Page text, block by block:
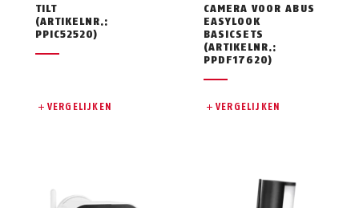
TILT
(ARTIKELNR.:
PPIC52520)
VERGELIJKEN
CAMERA VOOR ABUS
EASYLOOK
BASICSETS
(ARTIKELNR.:
PPDF17620)
VERGELIJKEN